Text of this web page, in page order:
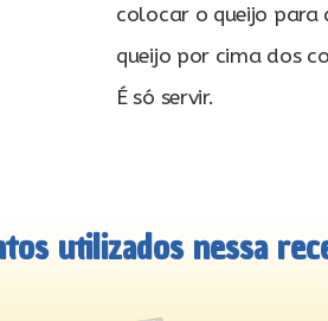
colocar o queijo para
queijo por cima dos
É só servir.
utilizados nessa